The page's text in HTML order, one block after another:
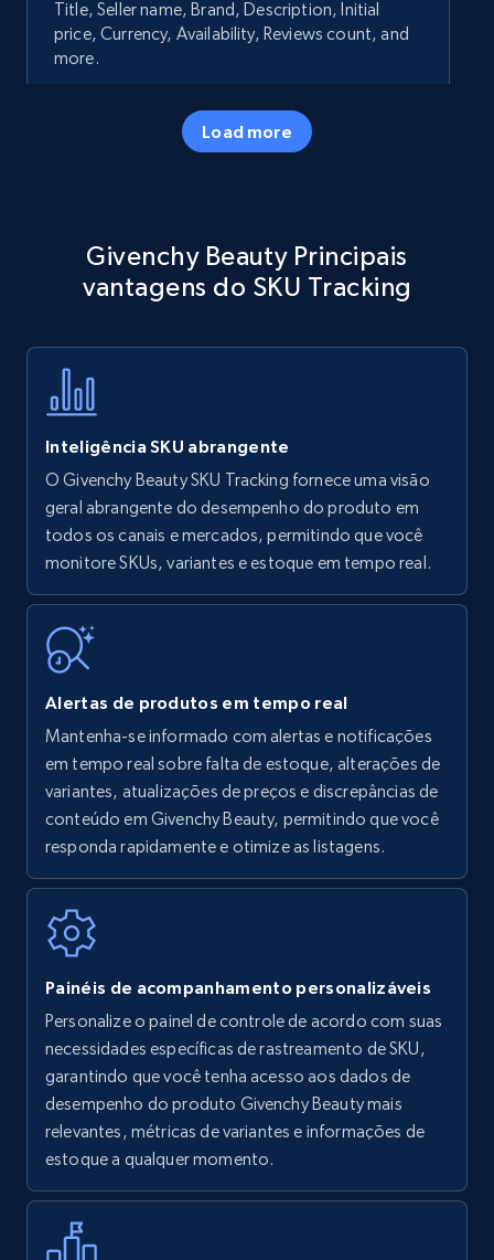
Title, Seller name, Brand, Description, Initial
price, Currency, Availability, Reviews count, and
more.
5.7K+ Comece agora
specific keywords
Title, Seller name, Brand, Description, Initial
Amazon products - find products by using
upc numbers
Title, Seller name, Brand, Description, Initial
price, Currency, Availability, Reviews count, and
35.3K+
Amazon Reviews
URL, Product name, Product rating, Product
rating object, Product rating max, Rating,
7.4K+
Walmart - products
URL, Final price, Sku, Currency, Gtin,
Specifications, Image urls, Top reviews, and
more.
Load more
Givenchy Beauty Principais
vantagens do SKU Tracking
Inteligência SKU abrangente
O Givenchy Beauty SKU Tracking fornece uma visão
geral abrangente do desempenho do produto em
todos os canais e mercados, permitindo que você
monitore SKUs, variantes e estoque em tempo real.
Alertas de produtos em tempo real
Mantenha-se informado com alertas e notificações
em tempo real sobre falta de estoque, alterações de
variantes, atualizações de preços e discrepâncias de
conteúdo em Givenchy Beauty, permitindo que você
responda rapidamente e otimize as listagens.
Painéis de acompanhamento personalizáveis
Personalize o painel de controle de acordo com suas
necessidades específicas de rastreamento de SKU,
garantindo que você tenha acesso aos dados de
desempenho do produto Givenchy Beauty mais
relevantes, métricas de variantes e informações de
estoque a qualquer momento.